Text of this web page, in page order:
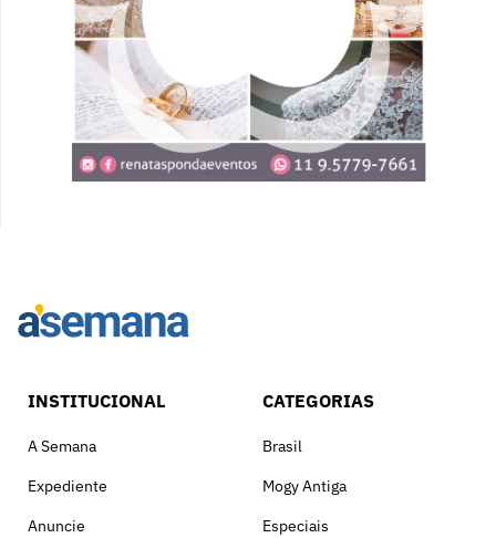
INSTITUCIONAL
A Semana
Expediente
Anuncie
CATEGORIAS
Brasil
Mogy Antiga
Especiais